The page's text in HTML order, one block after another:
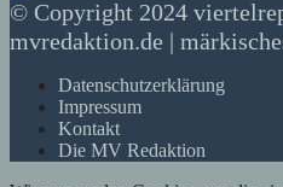
© Copyright 2024
mvredaktion.de |
Datenschutzerklärung
Impressum
Kontakt
Die MV Redaktion